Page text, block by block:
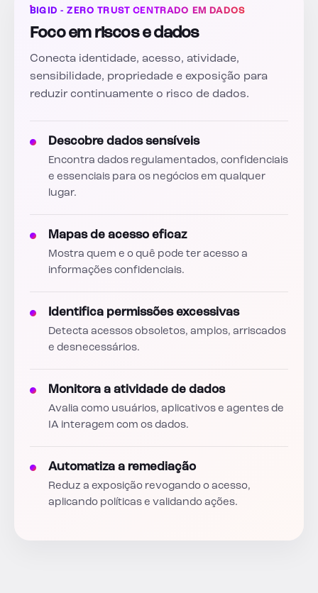
BIGID - ZERO TRUST CENTRADO EM DADOS
Foco em riscos e dados
Conecta identidade, acesso, atividade,
sensibilidade, propriedade e exposição para
reduzir continuamente o risco de dados.
Descobre dados sensíveis
Encontra dados regulamentados, confidenciais
e essenciais para os negócios em qualquer
lugar.
Mapas de acesso eficaz
Mostra quem e o quê pode ter acesso a
informações confidenciais.
Identifica permissões excessivas
Detecta acessos obsoletos, amplos, arriscados
e desnecessários.
Monitora a atividade de dados
Avalia como usuários, aplicativos e agentes de
IA interagem com os dados.
Automatiza a remediação
Reduz a exposição revogando o acesso,
aplicando políticas e validando ações.